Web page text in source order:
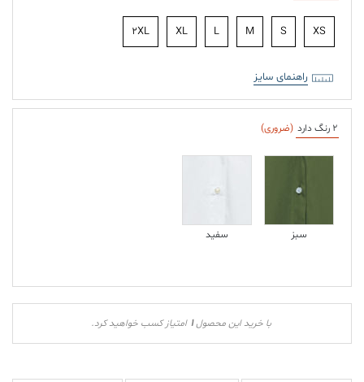
XS
S
M
L
XL
2XL
راهنمای سایز
2 رنگ دارد (ضروری)
سبز سفید
با خرید این محصول1 امتیاز کسب خواهید کرد.